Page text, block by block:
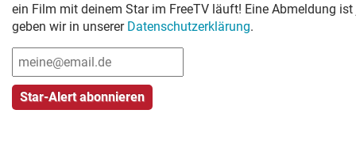
ein Film mit deinem Star im FreeTV läuft! Eine Abmeldung
geben wir in unserer Datenschutzerklärung.